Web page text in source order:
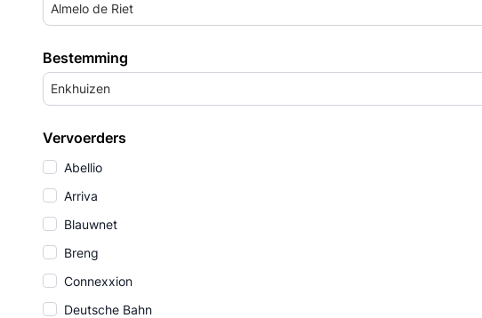
Almelo de Riet
Bestemming
Enkhuizen
Vervoerders
Abellio
Arriva
Blauwnet
Breng
Connexxion
Deutsche Bahn